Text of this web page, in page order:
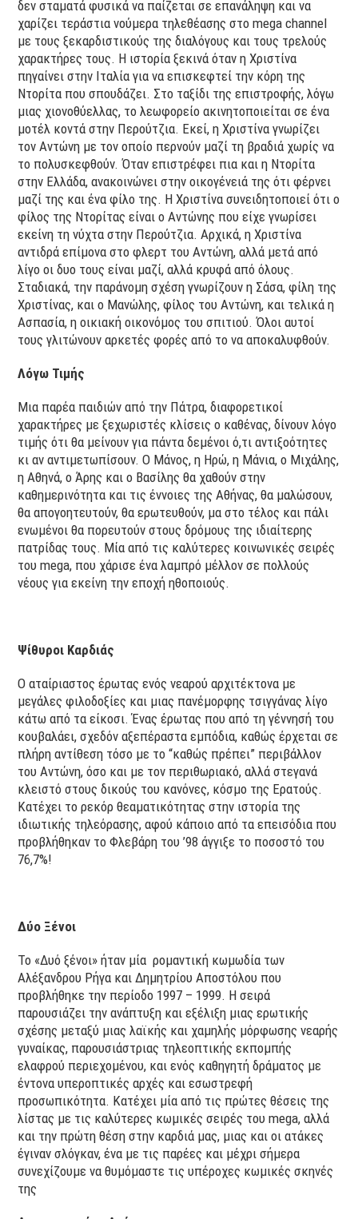
δεν σταματά φυσικά να παίζεται σε επανάληψη και να
χαρίζει τεράστια νούμερα τηλεθέασης στο mega channel
με τους ξεκαρδιστικούς της διαλόγους και τους τρελούς
χαρακτήρες τους. Η ιστορία ξεκινά όταν η Χριστίνα
πηγαίνει στην Ιταλία για να επισκεφτεί την κόρη της
Ντορίτα που σπουδάζει. Στο ταξίδι της επιστροφής, λόγω
μιας χιονοθύελλας, το λεωφορείο ακινητοποιείται σε ένα
μοτέλ κοντά στην Περούτζια. Εκεί, η Χριστίνα γνωρίζει
τον Αντώνη με τον οποίο περνούν μαζί τη βραδιά χωρίς να
το πολυσκεφθούν. Όταν επιστρέφει πια και η Ντορίτα
στην Ελλάδα, ανακοινώνει στην οικογένειά της ότι φέρνει
μαζί της και ένα φίλο της. Η Χριστίνα συνειδητοποιεί ότι ο
φίλος της Ντορίτας είναι ο Αντώνης που είχε γνωρίσει
εκείνη τη νύχτα στην Περούτζια. Αρχικά, η Χριστίνα
αντιδρά επίμονα στο φλερτ του Αντώνη, αλλά μετά από
λίγο οι δυο τους είναι μαζί, αλλά κρυφά από όλους.
Σταδιακά, την παράνομη σχέση γνωρίζουν η Σάσα, φίλη της
Χριστίνας, και ο Μανώλης, φίλος του Αντώνη, και τελικά η
Ασπασία, η οικιακή οικονόμος του σπιτιού. Όλοι αυτοί
τους γλιτώνουν αρκετές φορές από το να αποκαλυφθούν.
Λόγω Τιμής
Μια παρέα παιδιών από την Πάτρα, διαφορετικοί
χαρακτήρες με ξεχωριστές κλίσεις ο καθένας, δίνουν λόγο
τιμής ότι θα μείνουν για πάντα δεμένοι ό,τι αντιξοότητες
κι αν αντιμετωπίσουν. Ο Μάνος, η Ηρώ, η Μάνια, ο Μιχάλης,
η Αθηνά, ο Άρης και ο Βασίλης θα χαθούν στην
καθημερινότητα και τις έννοιες της Αθήνας, θα μαλώσουν,
θα απογοητευτούν, θα ερωτευθούν, μα στο τέλος και πάλι
ενωμένοι θα πορευτούν στους δρόμους της ιδιαίτερης
πατρίδας τους. Μία από τις καλύτερες κοινωνικές σειρές
του mega, που χάρισε ένα λαμπρό μέλλον σε πολλούς
νέους για εκείνη την εποχή ηθοποιούς.
Ψίθυροι Καρδιάς
Ο αταίριαστος έρωτας ενός νεαρού αρχιτέκτονα με
μεγάλες φιλοδοξίες και μιας πανέμορφης τσιγγάνας λίγο
κάτω από τα είκοσι. Ένας έρωτας που από τη γέννησή του
κουβαλάει, σχεδόν αξεπέραστα εμπόδια, καθώς έρχεται σε
πλήρη αντίθεση τόσο με το “καθώς πρέπει” περιβάλλον
του Αντώνη, όσο και με τον περιθωριακό, αλλά στεγανά
κλειστό στους δικούς του κανόνες, κόσμο της Ερατoύς.
Κατέχει το ρεκόρ θεαματικότητας στην ιστορία της
ιδιωτικής τηλεόρασης, αφού κάποιο από τα επεισόδια που
προβλήθηκαν το Φλεβάρη του ’98 άγγιξε το ποσοστό του
76,7%!
Δύο Ξένοι
Το «Δυό ξένοι» ήταν μία ρομαντική κωμωδία των
Αλέξανδρου Ρήγα και Δημητρίου Αποστόλου που
προβλήθηκε την περίοδο 1997 – 1999. Η σειρά
παρουσιάζει την ανάπτυξη και εξέλιξη μιας ερωτικής
σχέσης μεταξύ μιας λαϊκής και χαμηλής μόρφωσης νεαρής
γυναίκας, παρουσιάστριας τηλεοπτικής εκπομπής
ελαφρού περιεχομένου, και ενός καθηγητή δράματος με
έντονα υπεροπτικές αρχές και εσωστρεφή
προσωπικότητα. Κατέχει μία από τις πρώτες θέσεις της
λίστας με τις καλύτερες κωμικές σειρές του mega, αλλά
και την πρώτη θέση στην καρδιά μας, μιας και οι ατάκες
έγιναν σλόγκαν, ένα με τις παρέες και μέχρι σήμερα
συνεχίζουμε να θυμόμαστε τις υπέροχες κωμικές σκηνές
της